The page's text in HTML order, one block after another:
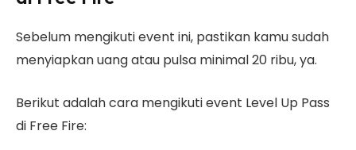
Sebelum mengikuti event ini, pastikan kamu sudah
menyiapkan uang atau pulsa minimal 20 ribu, ya.
Berikut adalah cara mengikuti event Level Up Pass
di Free Fire: